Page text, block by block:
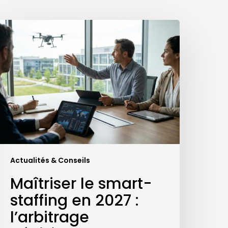
Actualités & Conseils
smart-
l’arbitrage
décisionnel
entre
automatiques
surveillance
cynophile
Maîtriser le smart-
staffing en 2027 :
l’arbitrage